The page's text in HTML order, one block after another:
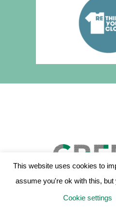
This website uses cookies to
assume you're ok with this,
Cookie settings